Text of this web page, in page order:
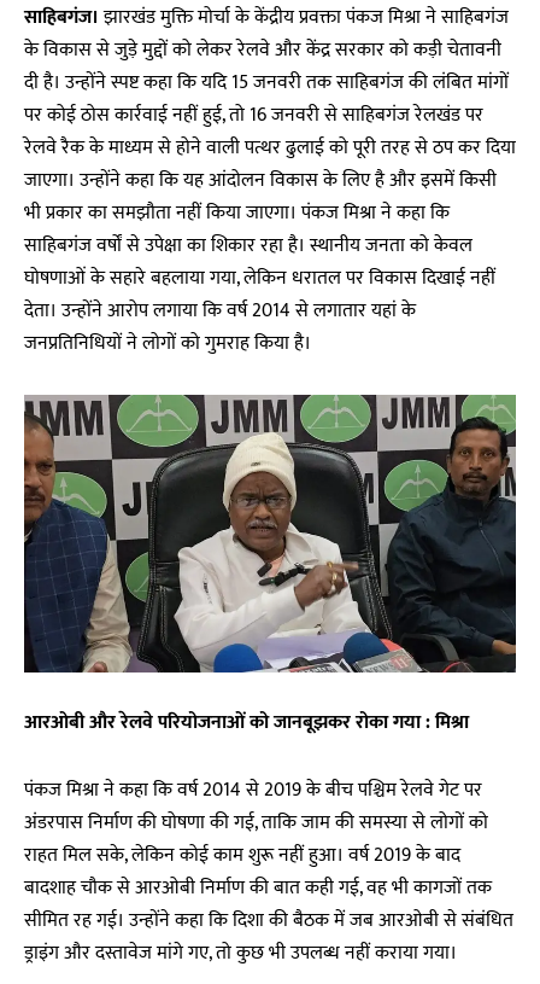
साहिबगंज।झारखंड मुक्ति मोर्चा के केंद्रीय प्रवक्ता पंकज मिश्रा ने साहिबगंज
के विकास से जुड़े मुद्दों को लेकर रेलवे और केंद्र सरकार को कड़ी चेतावनी
दी है। उन्होंने स्पष्ट कहा कि यदि 15 जनवरी तक साहिबगंज की लंबित मांगों
पर कोई ठोस कार्रवाई नहीं हुई, तो 16 जनवरी से साहिबगंज रेलखंड पर
रेलवे रैक के माध्यम से होने वाली पत्थर ढुलाई को पूरी तरह से ठप कर दिया
जाएगा। उन्होंने कहा कि यह आंदोलन विकास के लिए है और इसमें किसी
भी प्रकार का समझौता नहीं किया जाएगा। पंकज मिश्रा ने कहा कि
साहिबगंज वर्षों से उपेक्षा का शिकार रहा है। स्थानीय जनता को केवल
घोषणाओं के सहारे बहलाया गया, लेकिन धरातल पर विकास दिखाई नहीं
देता। उन्होंने आरोप लगाया कि वर्ष 2014 से लगातार यहां के
जनप्रतिनिधियों ने लोगों को गुमराह किया है।
आरओबी और रेलवे परियोजनाओं को जानबूझकर रोका गया : मिश्रा
पंकज मिश्रा ने कहा कि वर्ष 2014 से 2019 के बीच पश्चिम रेलवे गेट पर
अंडरपास निर्माण की घोषणा की गई, ताकि जाम की समस्या से लोगों को
राहत मिल सके, लेकिन कोई काम शुरू नहीं हुआ। वर्ष 2019 के बाद
बादशाह चौक से आरओबी निर्माण की बात कही गई, वह भी कागजों तक
सीमित रह गई। उन्होंने कहा कि दिशा की बैठक में जब आरओबी से संबंधित
ड्राइंग और दस्तावेज मांगे गए, तो कुछ भी उपलब्ध नहीं कराया गया।